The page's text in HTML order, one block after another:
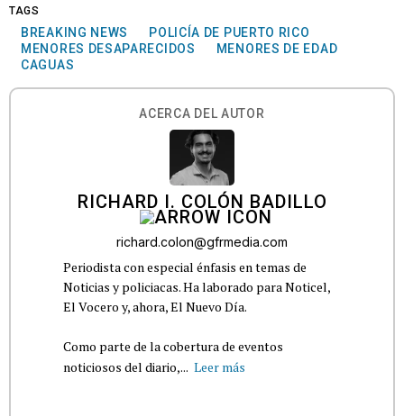
TAGS
BREAKING NEWS
POLICÍA DE PUERTO RICO
MENORES DESAPARECIDOS
MENORES DE EDAD
CAGUAS
ACERCA DEL AUTOR
RICHARD I. COLÓN BADILLO
richard.colon@gfrmedia.com
Periodista con especial énfasis en temas de
Noticias y policiacas. Ha laborado para Noticel,
El Vocero y, ahora, El Nuevo Día.
Como parte de la cobertura de eventos
noticiosos del diario,... Leer más